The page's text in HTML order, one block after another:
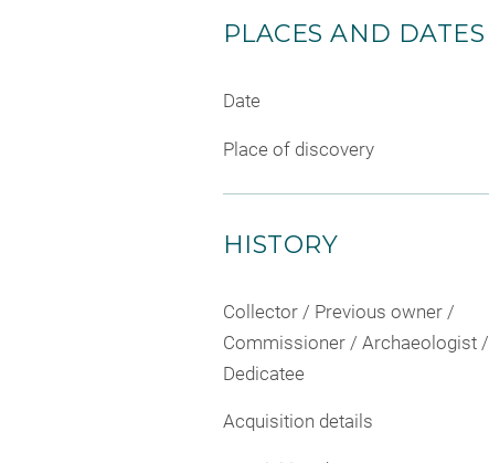
PLACES AND DATES
Date
Place of discovery
HISTORY
Collector / Previous owner /
Commissioner / Archaeologist /
Dedicatee
Acquisition details